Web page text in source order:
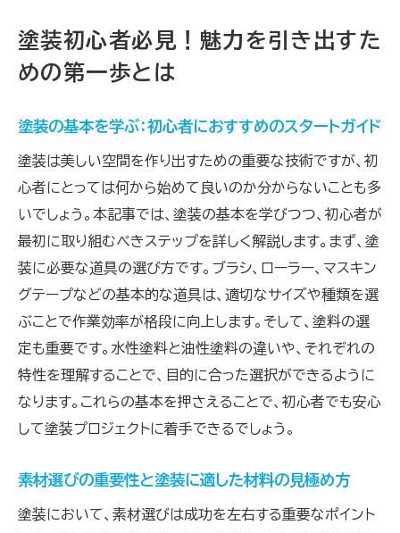
初心者向け：塗装の手順とプロセスを理解す
る
成功する塗装プロジェクトのための初期計画
家の外観を変える塗装の基礎知識を徹底解説
外壁塗装の基礎知識とその重要性
塗料の種類と選び方：外観を引き立てる秘訣
環境に配慮した塗料選びのポイント
外観を美しく保つための塗装サイクルの理解
外壁塗装のプロに学ぶ！ポイントと注意点
外観を一新するためのカラープランニング
失敗しない塗装のための準備と計画の立て方
塗装前に必要な下地処理の基礎知識
塗装準備のチェックリスト：成功を確実にする
適切な計画で塗装を効率よく進める方法
塗装の成功を左右する環境設定とその重要性
塗装初心者必見！魅力を引き出すた
めの第一歩とは
塗装の基本を学ぶ：初心者におすすめのスタートガイド
塗装は美しい空間を作り出すための重要な技術ですが、初
心者にとっては何から始めて良いのか分からないことも多
いでしょう。本記事では、塗装の基本を学びつつ、初心者が
最初に取り組むべきステップを詳しく解説します。まず、塗
装に必要な道具の選び方です。ブラシ、ローラー、マスキン
グテープなどの基本的な道具は、適切なサイズや種類を選
ぶことで作業効率が格段に向上します。そして、塗料の選
定も重要です。水性塗料と油性塗料の違いや、それぞれの
特性を理解することで、目的に合った選択ができるように
なります。これらの基本を押さえることで、初心者でも安心
して塗装プロジェクトに着手できるでしょう。
素材選びの重要性と塗装に適した材料の見極め方
塗装において、素材選びは成功を左右する重要なポイント